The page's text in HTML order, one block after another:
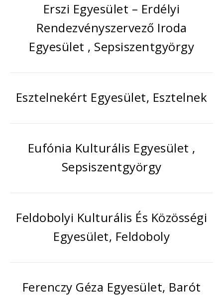
Erszi Egyesület – Erdélyi
Rendezvényszervező Iroda
Egyesület , Sepsiszentgyörgy
Esztelnekért Egyesület, Esztelnek
Eufónia Kulturális Egyesület ,
Sepsiszentgyörgy
Feldobolyi Kulturális És Közösségi
Egyesület, Feldoboly
Ferenczy Géza Egyesület, Barót